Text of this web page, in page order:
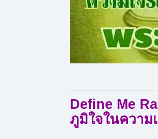
Define Me
ภูมิใจในความ